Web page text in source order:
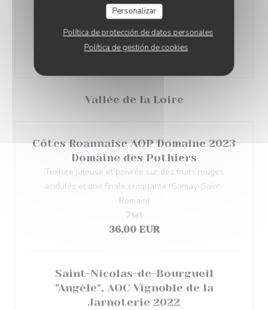
Personalizar
Política de protección de datos personales
Política de gestión de cookies
Souple en bouche avec de beaux arômes de fruits
(pinot noir)
34,00 EUR
75 cl
Vallée de la Loire
Côtes Roannaise AOP Domaine 2023
Domaine des Pothiers
Texture juteuse et poivrée sur des fruits rouges
acidulés et une finale croquante (Gamay-Saint-
Romain)
36,00 EUR
75cl
Saint-Nicolas-de-Bourgueil
"Angèle", AOC Vignoble de la
Jarnoterie 2022